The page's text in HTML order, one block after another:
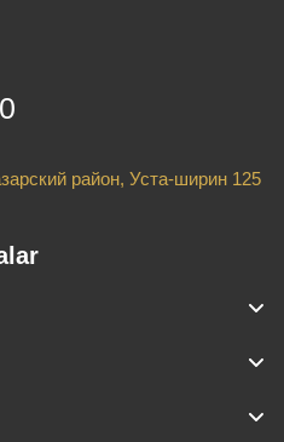
район, Уста-ширин 125